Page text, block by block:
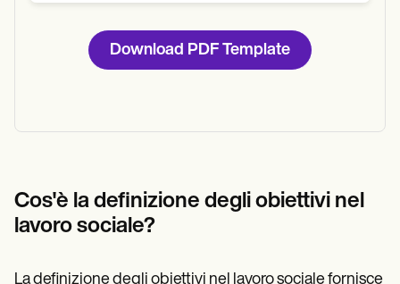
Download PDF Template
Cos'è la definizione degli obiettivi nel
lavoro sociale?
La definizione degli obiettivi nel lavoro sociale fornisce